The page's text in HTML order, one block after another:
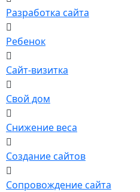
Разработка сайта
Ребенок
Сайт-визитка
Свой дом
Снижение веса
Создание сайтов
Сопровождение сайта